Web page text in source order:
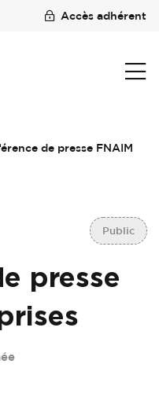
Accès adhérent
de presse FNAIM
Public
presse